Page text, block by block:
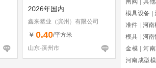
2026年国内
鑫来塑业（滨州）有限公司
￥ 0.40/平方米
山东-滨州市
闸阀
其
模具设备
准件
河
模具
河
金模
河
河南成型模